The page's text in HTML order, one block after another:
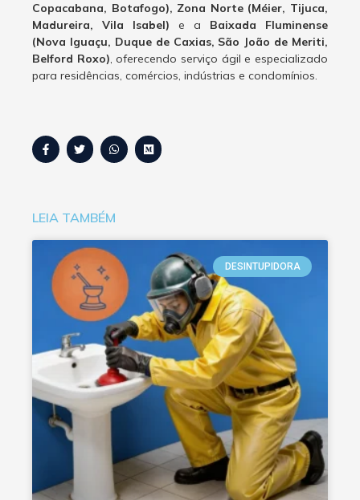
Copacabana, Botafogo), Zona Norte (Méier, Tijuca,
Madureira, Vila Isabel) e a Baixada Fluminense
(Nova Iguaçu, Duque de Caxias, São João de Meriti,
Belford Roxo), oferecendo serviço ágil e especializado
para residências, comércios, indústrias e condomínios.
LEIA TAMBÉM
DESINTUPIDORA